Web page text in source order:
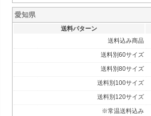
愛知県
送料パターン
送料込み商品
送料別60サイズ
送料別80サイズ
送料別100サイズ
送料別120サイズ
※常温送料込み